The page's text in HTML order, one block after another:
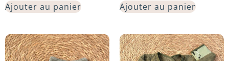
Ajouter au panier Ajouter au panier